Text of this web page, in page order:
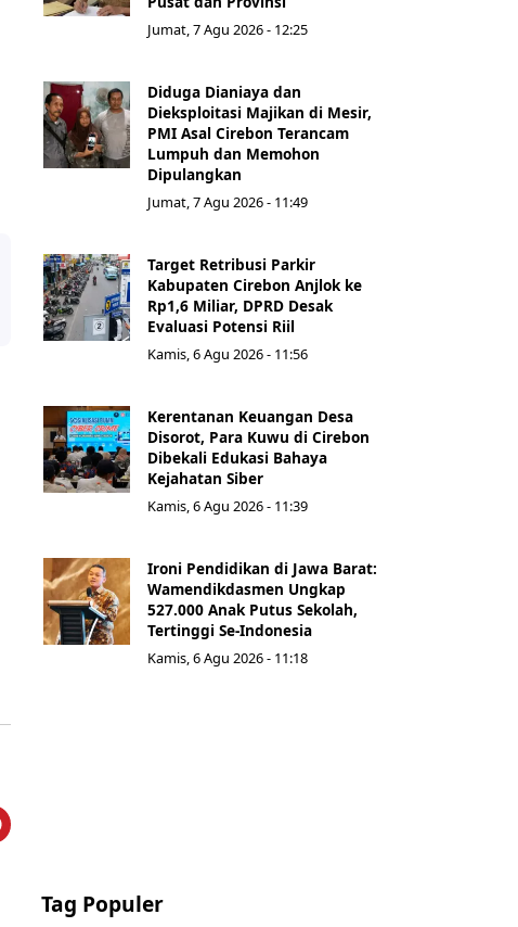
Jumat, 7 Agu 2026 - 12:25
Diduga Dianiaya dan
Dieksploitasi Majikan di Mesir,
PMI Asal Cirebon Terancam
Lumpuh dan Memohon
Dipulangkan
Jumat, 7 Agu 2026 - 11:49
Target Retribusi Parkir
Kabupaten Cirebon Anjlok ke
Rp1,6 Miliar, DPRD Desak
Evaluasi Potensi Riil
Kamis, 6 Agu 2026 - 11:56
Kerentanan Keuangan Desa
Disorot, Para Kuwu di Cirebon
Dibekali Edukasi Bahaya
Kejahatan Siber
Kamis, 6 Agu 2026 - 11:39
Ironi Pendidikan di Jawa Barat:
Wamendikdasmen Ungkap
527.000 Anak Putus Sekolah,
Tertinggi Se-Indonesia
Kamis, 6 Agu 2026 - 11:18
Tag Populer